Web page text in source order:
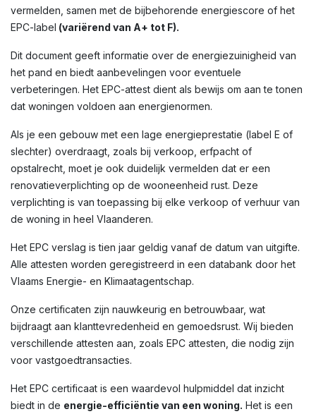
vermelden, samen met de bijbehorende energiescore of het
EPC-label (variërend van A+ tot F).
Dit document geeft informatie over de energiezuinigheid van
het pand en biedt aanbevelingen voor eventuele
verbeteringen. Het EPC-attest dient als bewijs om aan te tonen
dat woningen voldoen aan energienormen.
Als je een gebouw met een lage energieprestatie (label E of
slechter) overdraagt, zoals bij verkoop, erfpacht of
opstalrecht, moet je ook duidelijk vermelden dat er een
renovatieverplichting op de wooneenheid rust. Deze
verplichting is van toepassing bij elke verkoop of verhuur van
de woning in heel Vlaanderen.
Het EPC verslag is tien jaar geldig vanaf de datum van uitgifte.
Alle attesten worden geregistreerd in een databank door het
Vlaams Energie- en Klimaatagentschap.
Onze certificaten zijn nauwkeurig en betrouwbaar, wat
bijdraagt aan klanttevredenheid en gemoedsrust. Wij bieden
verschillende attesten aan, zoals EPC attesten, die nodig zijn
voor vastgoedtransacties.
Het EPC certificaat is een waardevol hulpmiddel dat inzicht
biedt in de energie-efficiëntie van een woning. Het is een